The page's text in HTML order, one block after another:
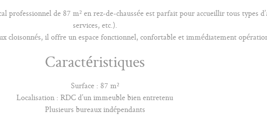
professionnel de 87 m² en rez-de-chaussée est parfait pour accueillir tous types
services, etc.).
cloisonnés, il offre un espace fonctionnel, confortable et immédiatement
Caractéristiques
Surface : 87 m²
Localisation : RDC d’un immeuble bien entretenu
Plusieurs bureaux indépendants